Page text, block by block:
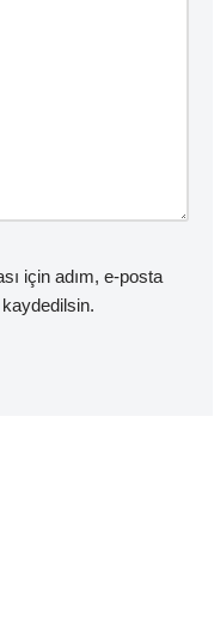
için adım, e-posta